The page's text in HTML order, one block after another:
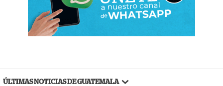
ÚLTIMAS NOTICIAS DE GUATEMALA